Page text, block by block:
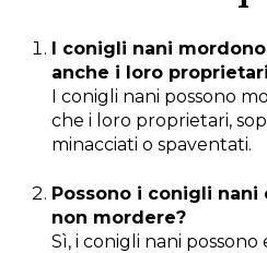
I conigli nani
anche i loro
I conigli nani possono
che i loro proprietari,
minacciati o spaventati.
Possono i conigli nani
non mordere?
Sì, i conigli nani possono